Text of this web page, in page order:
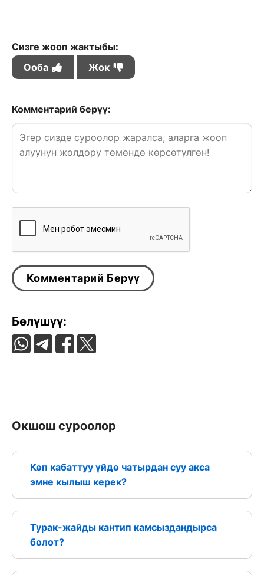
Сизге жооп жактыбы:
Ооба
Жок
Комментарий берүү:
Бөлүшүү:
Окшош суроолор
Көп кабаттуу үйдө чатырдан суу акса
эмне кылыш керек?
Турак-жайды кантип камсыздандырса
болот?